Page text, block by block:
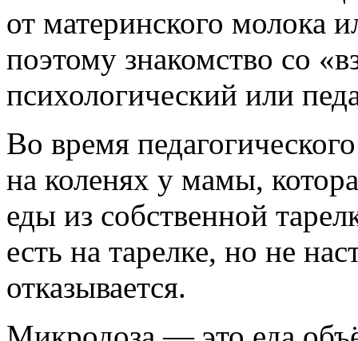
от материнского молока
поэтому знакомство со
психологический или
Во время
на коленях у мамы,
еды из собственной
есть на тарелке, но не
отказывается.